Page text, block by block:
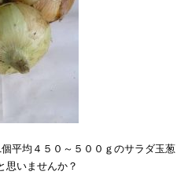
平均４５０～５００ｇのサラダ玉葱
思いませんか？